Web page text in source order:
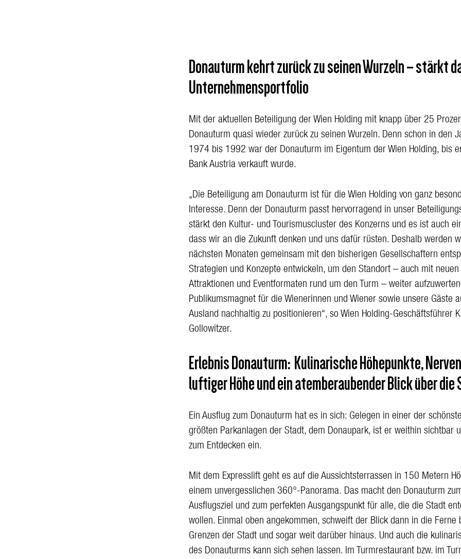
Donauturm kehrt zurück zu seinen Wurzeln – stärkt
Unternehmensportfolio
Mit der aktuellen Beteiligung der Wien Holding mit knapp über 25
Donauturm quasi wieder zurück zu seinen Wurzeln. Denn schon in den
1974 bis 1992 war der Donauturm im Eigentum der Wien Holding, bis
Bank Austria verkauft wurde.
„Die Beteiligung am Donauturm ist für die Wien Holding von ganz
Interesse. Denn der Donauturm passt hervorragend in unser
stärkt den Kultur- und Tourismuscluster des Konzerns und es ist auch
dass wir an die Zukunft denken und uns dafür rüsten. Deshalb werden
nächsten Monaten gemeinsam mit den bisherigen Gesellschaftern
Strategien und Konzepte entwickeln, um den Standort – auch mit neuen
Attraktionen und Eventformaten rund um den Turm – weiter
Publikumsmagnet für die Wienerinnen und Wiener sowie unsere Gäste
Ausland nachhaltig zu positionieren“, so Wien Holding-Geschäftsführer
Gollowitzer.
Erlebnis Donauturm: Kulinarische Höhepunkte,
luftiger Höhe und ein atemberaubender Blick über die
Ein Ausflug zum Donauturm hat es in sich: Gelegen in einer der
größten Parkanlagen der Stadt, dem Donaupark, ist er weithin sichtbar
zum Entdecken ein.
Mit dem Expresslift geht es auf die Aussichtsterrassen in 150 Metern
einem unvergesslichen 360°-Panorama. Das macht den Donauturm
Ausflugsziel und zum perfekten Ausgangspunkt für alle, die die Stadt
wollen. Einmal oben angekommen, schweift der Blick dann in die Ferne
Grenzen der Stadt und sogar weit darüber hinaus. Und auch die
des Donauturms kann sich sehen lassen. Im Turmrestaurant bzw. im